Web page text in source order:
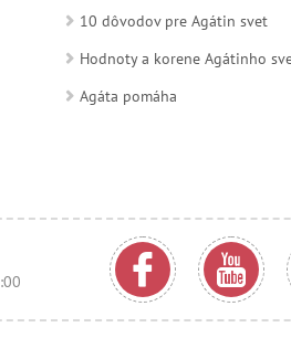
10 dôvodov pre Agátin svet
Hodnoty a korene Agátinho
Agáta pomáha